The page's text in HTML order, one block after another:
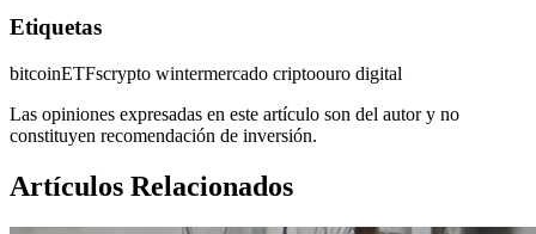
Etiquetas
bitcoinETFscrypto wintermercado criptoouro digital
Las opiniones expresadas en este artículo son del autor y no
constituyen recomendación de inversión.
Artículos Relacionados